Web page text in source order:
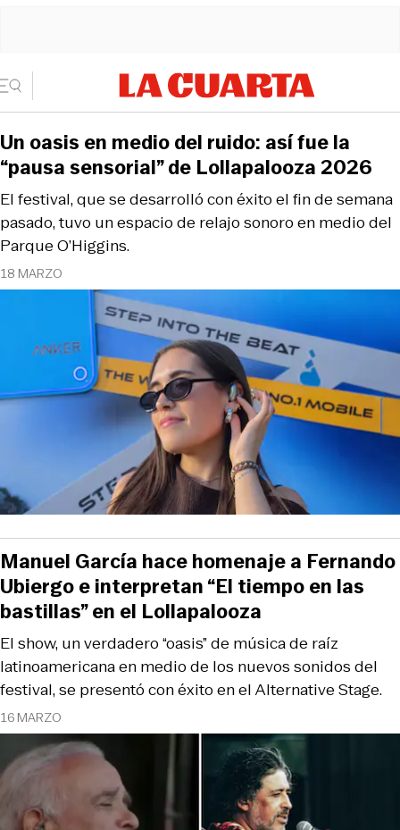
18 MARZO
El festival, que se desarrolló con éxito el fin de semana
pasado, tuvo un espacio de relajo sonoro en medio del
Parque O’Higgins.
Un oasis en medio del ruido: así fue la
“pausa sensorial” de Lollapalooza 2026
16 MARZO
El show, un verdadero “oasis” de música de raíz
latinoamericana en medio de los nuevos sonidos del
festival, se presentó con éxito en el Alternative Stage.
Manuel García hace homenaje a Fernando
Ubiergo e interpretan “El tiempo en las
bastillas” en el Lollapalooza